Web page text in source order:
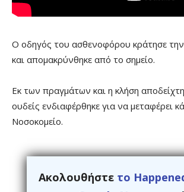
Ο οδηγός του ασθενοφόρου κράτησε
και απομακρύνθηκε από το σημείο.
Εκ των πραγμάτων και η κλήση
ουδείς ενδιαφέρθηκε για να μεταφέρει
Νοσοκομείο.
Ακολουθήστε το